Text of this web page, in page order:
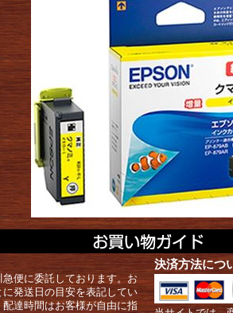
便に委託しております。お
発送日の目安を表記してい
達時間はお客様が自由に指
決済方法につ